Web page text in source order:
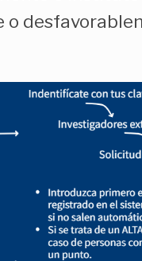
o